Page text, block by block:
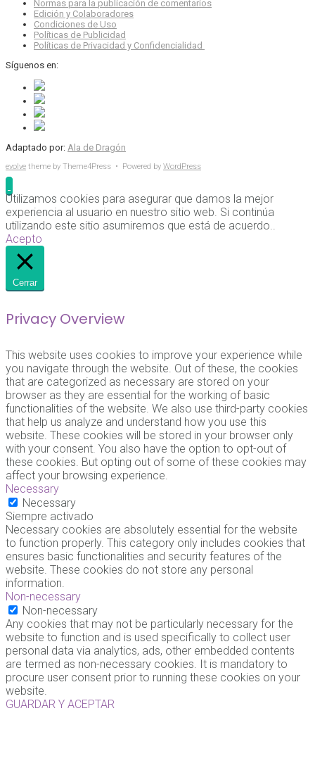
Normas para la publicación de comentarios
Edición y Colaboradores
Condiciones de Uso
Políticas de Publicidad
Políticas de Privacidad y Confidencialidad
Síguenos en:
Adaptado por: Ala de Dragón
evolve theme by Theme4Press • Powered by WordPress
Utilizamos cookies para asegurar que damos la mejor
experiencia al usuario en nuestro sitio web. Si continúa
utilizando este sitio asumiremos que está de acuerdo..
Acepto
Cerrar
Privacy Overview
This website uses cookies to improve your experience while
you navigate through the website. Out of these, the cookies
that are categorized as necessary are stored on your
browser as they are essential for the working of basic
functionalities of the website. We also use third-party cookies
that help us analyze and understand how you use this
website. These cookies will be stored in your browser only
with your consent. You also have the option to opt-out of
these cookies. But opting out of some of these cookies may
affect your browsing experience.
Necessary
Necessary
Siempre activado
Necessary cookies are absolutely essential for the website
to function properly. This category only includes cookies that
ensures basic functionalities and security features of the
website. These cookies do not store any personal
information.
Non-necessary
Non-necessary
Any cookies that may not be particularly necessary for the
website to function and is used specifically to collect user
personal data via analytics, ads, other embedded contents
are termed as non-necessary cookies. It is mandatory to
procure user consent prior to running these cookies on your
website.
GUARDAR Y ACEPTAR